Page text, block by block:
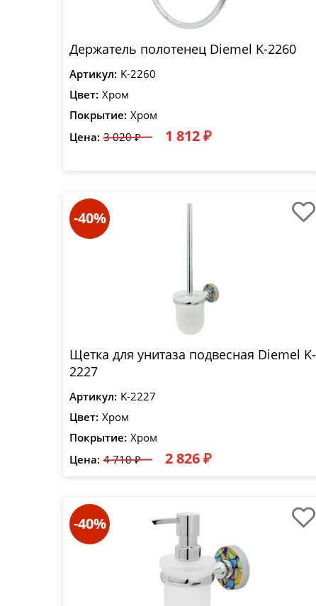
Держатель полотенец Diemel K-2260
Артикул: K-2260
Цвет: Хром
Покрытие: Хром
Цена: 3 020 ₽ 1 812 ₽
-40%
Щетка для унитаза подвесная Diemel K-
2227
Артикул: K-2227
Цвет: Хром
Покрытие: Хром
Цена: 4 710 ₽ 2 826 ₽
-40%